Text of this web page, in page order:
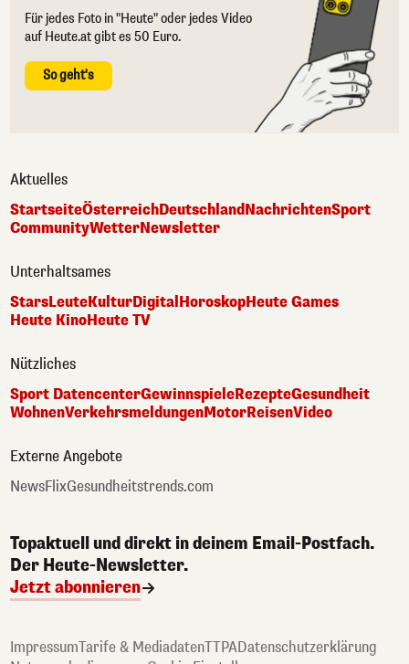
Für jedes Foto in "Heute" oder jedes Video
auf Heute.at gibt es 50 Euro.
So geht's
Aktuelles
StartseiteÖsterreichDeutschlandNachrichtenSport
CommunityWetterNewsletter
Unterhaltsames
StarsLeuteKulturDigitalHoroskopHeute Games
Heute KinoHeute TV
Nützliches
Sport DatencenterGewinnspieleRezepteGesundheit
WohnenVerkehrsmeldungenMotorReisenVideo
Externe Angebote
NewsFlixGesundheitstrends.com
Topaktuell und direkt in deinem Email-Postfach.
Der Heute-Newsletter.
Jetzt abonnieren
ImpressumTarife & MediadatenTTPADatenschutzerklärung